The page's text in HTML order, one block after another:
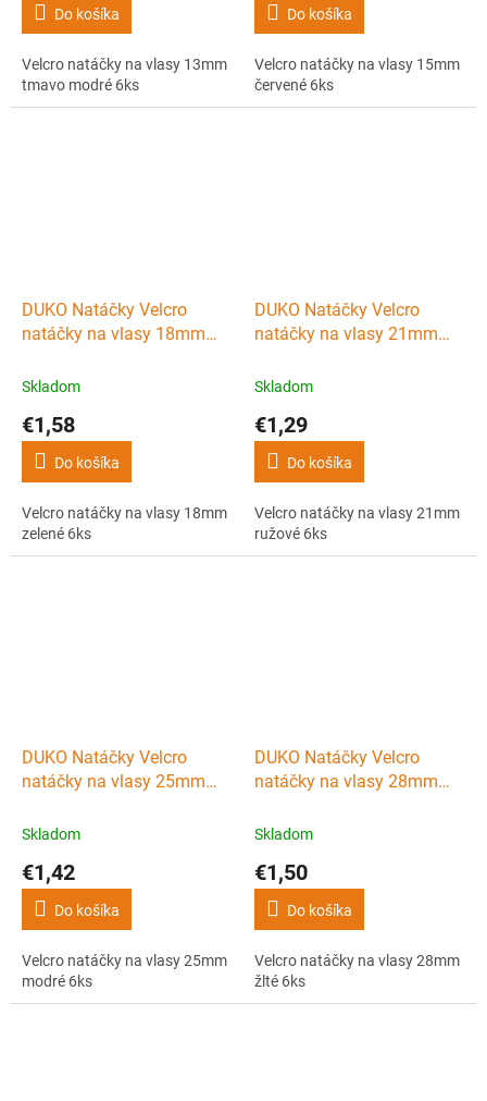
Do košíka
Velcro natáčky na vlasy 13mm
tmavo modré 6ks
Do košíka
Velcro natáčky na vlasy 15mm
červené 6ks
DUKO Natáčky Velcro
natáčky na vlasy 18mm
Skladom
€1,58
Do košíka
Velcro natáčky na vlasy 18mm
zelené 6ks
DUKO Natáčky Velcro
natáčky na vlasy 21mm
Skladom
€1,29
Do košíka
Velcro natáčky na vlasy 21mm
ružové 6ks
DUKO Natáčky Velcro
natáčky na vlasy 25mm
Skladom
€1,42
Do košíka
Velcro natáčky na vlasy 25mm
modré 6ks
DUKO Natáčky Velcro
natáčky na vlasy 28mm
Skladom
€1,50
Do košíka
Velcro natáčky na vlasy 28mm
žlté 6ks